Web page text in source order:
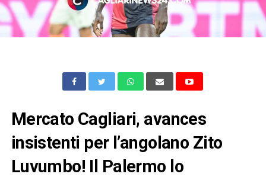
Mercato Cagliari, avances
insistenti per l’angolano Zito
Luvumbo! Il Palermo lo